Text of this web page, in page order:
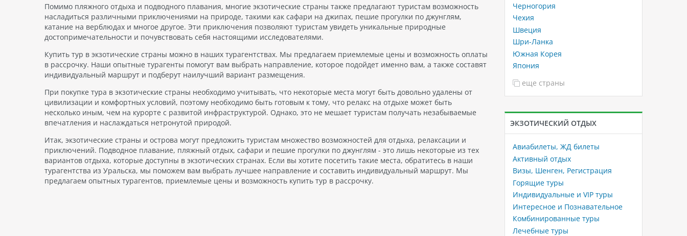
Помимо пляжного отдыха и подводного плавания, многие экзотические страны также предлагают туристам возможность
насладиться различными приключениями на природе, такими как сафари на джипах, пешие прогулки по джунглям,
катание на верблюдах и многое другое. Эти приключения позволяют туристам увидеть уникальные природные
достопримечательности и почувствовать себя настоящими исследователями.
Купить тур в экзотические страны можно в наших турагентствах. Мы предлагаем приемлемые цены и возможность оплаты
в рассрочку. Наши опытные турагенты помогут вам выбрать направление, которое подойдет именно вам, а также составят
индивидуальный маршрут и подберут наилучший вариант размещения.
При покупке тура в экзотические страны необходимо учитывать, что некоторые места могут быть довольно удалены от
цивилизации и комфортных условий, поэтому необходимо быть готовым к тому, что релакс на отдыхе может быть
несколько иным, чем на курорте с развитой инфраструктурой. Однако, это не мешает туристам получать незабываемые
впечатления и наслаждаться нетронутой природой.
Итак, экзотические страны и острова могут предложить туристам множество возможностей для отдыха, релаксации и
приключений. Подводное плавание, пляжный отдых, сафари и пешие прогулки по джунглям - это лишь некоторые из тех
вариантов отдыха, которые доступны в экзотических странах. Если вы хотите посетить такие места, обратитесь в наши
турагентства из Уральска, мы поможем вам выбрать лучшее направление и составить индивидуальный маршрут. Мы
предлагаем опытных турагентов, приемлемые цены и возможность купить тур в рассрочку.
Черногория
Чехия
Швеция
Шри-Ланка
Южная Корея
Япония
еще страны
ЭКЗОТИЧЕСКИЙ ОТДЫХ
Авиабилеты, ЖД билеты
Активный отдых
Визы, Шенген, Регистрация
Горящие туры
Индивидуальные и VIP туры
Интересное и Познавательное
Комбинированные туры
Лечебные туры